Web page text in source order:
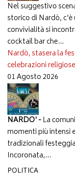
Nel suggestivo
storico di Nardò,
convivialità si
cocktail bar che...
Nardò, stasera la
celebrazioni
01 Agosto 2026
NARDO' -La
momenti più intensi
tradizionali
Incoronata,...
POLITICA